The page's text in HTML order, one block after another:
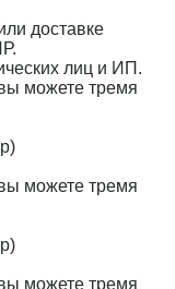
доставке
лиц и ИП.
можете тремя
можете тремя
можете тремя